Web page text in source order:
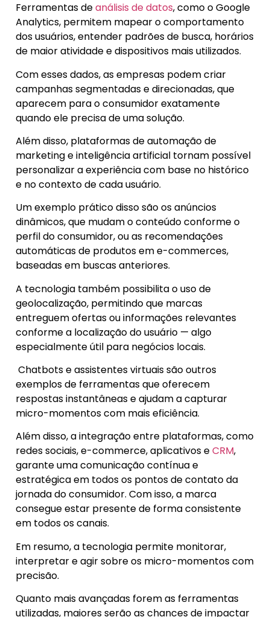
Ferramentas deanálisis de datos, como o Google
Analytics, permitem mapear o comportamento
dos usuários, entender padrões de busca, horários
de maior atividade e dispositivos mais utilizados.
Com esses dados, as empresas podem criar
campanhas segmentadas e direcionadas, que
aparecem para o consumidor exatamente
quando ele precisa de uma solução.
Além disso, plataformas de automação de
marketing e inteligência artificial tornam possível
personalizar a experiência com base no histórico
e no contexto de cada usuário.
Um exemplo prático disso são os anúncios
dinâmicos, que mudam o conteúdo conforme o
perfil do consumidor, ou as recomendações
automáticas de produtos em e-commerces,
baseadas em buscas anteriores.
A tecnologia também possibilita o uso de
geolocalização, permitindo que marcas
entreguem ofertas ou informações relevantes
conforme a localização do usuário — algo
especialmente útil para negócios locais.
Chatbots e assistentes virtuais são outros
exemplos de ferramentas que oferecem
respostas instantâneas e ajudam a capturar
micro-momentos com mais eficiência.
Além disso, a integração entre plataformas, como
redes sociais, e-commerce, aplicativos eCRM,
garante uma comunicação contínua e
estratégica em todos os pontos de contato da
jornada do consumidor. Com isso, a marca
consegue estar presente de forma consistente
em todos os canais.
Em resumo, a tecnologia permite monitorar,
interpretar e agir sobre os micro-momentos com
precisão.
Quanto mais avançadas forem as ferramentas
utilizadas, maiores serão as chances de impactar